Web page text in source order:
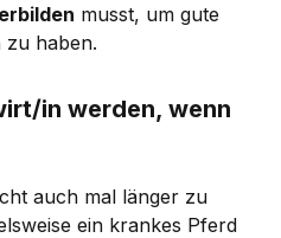
musst, um gute
zu haben.
in werden, wenn
auch mal länger zu
ein krankes Pferd